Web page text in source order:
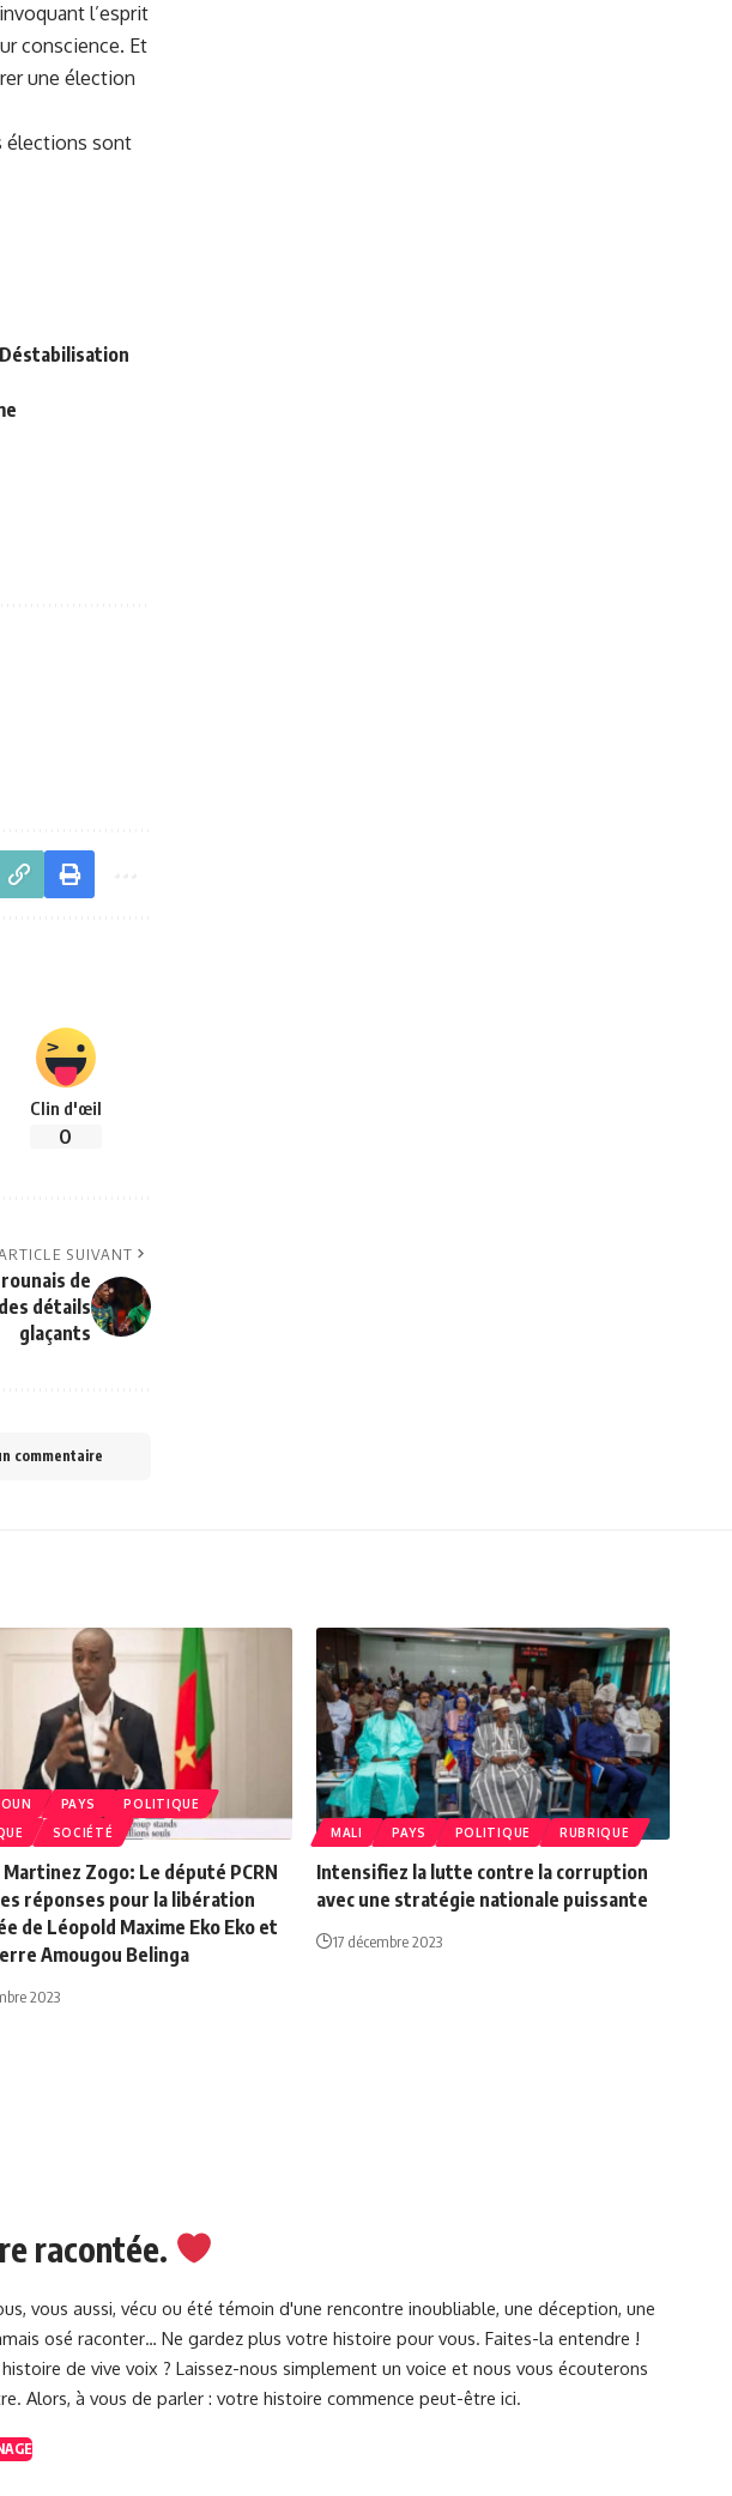
l’esprit‌
conscience. Et
une élection​
élections sont​
Déstabilisation
Clin d'œil
0
SUIVANT
de
détails
glaçants
commentaire
PAYS
POLITIQUE
SOCIÉTÉ
Zogo: Le député PCRN
réponses pour la libération
de Léopold Maxime Eko Eko et
Amougou Belinga
2023
MALI PAYS POLITIQUE RUBRIQUE
Intensifiez la lutte contre la corruption
avec une stratégie nationale puissante
17 décembre 2023
racontée.
vous aussi, vécu ou été témoin d'une rencontre inoubliable, une déception, une
osé raconter… Ne gardez plus votre histoire pour vous. Faites-la entendre !
de vive voix ? Laissez-nous simplement un voice et nous vous écouterons
Alors, à vous de parler : votre histoire commence peut-être ici.